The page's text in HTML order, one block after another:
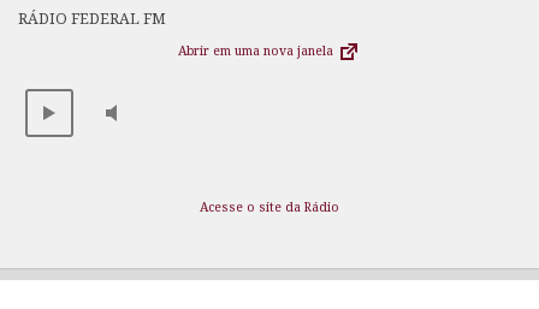
RÁDIO FEDERAL FM
Abrir em uma nova janela
Acesse o site da Rádio